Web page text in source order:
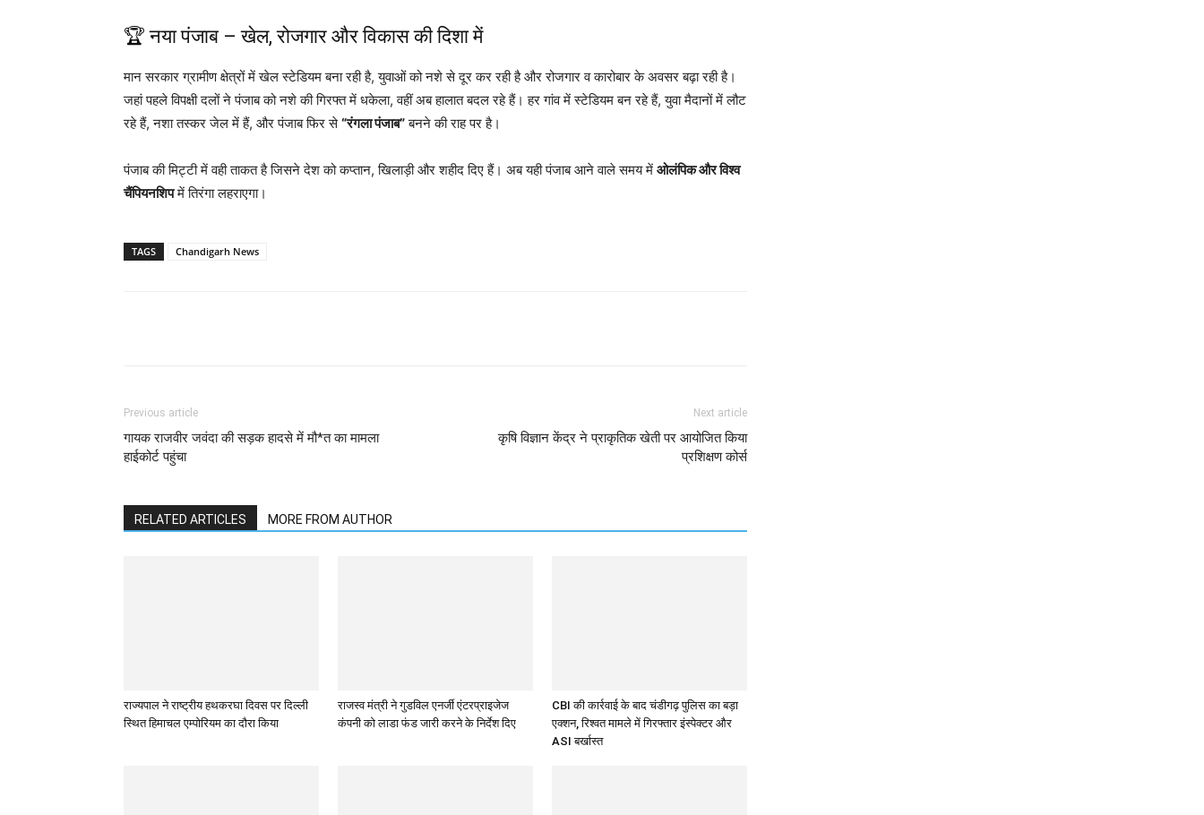
🏆 नया पंजाब – खेल, रोजगार और विकास की दिशा में
मान सरकार ग्रामीण क्षेत्रों में खेल स्टेडियम बना रही है, युवाओं को नशे से दूर कर रही है और रोजगार व कारोबार के अवसर बढ़ा रही है।
जहां पहले विपक्षी दलों ने पंजाब को नशे की गिरफ्त में धकेला, वहीं अब हालात बदल रहे हैं। हर गांव में स्टेडियम बन रहे हैं, युवा मैदानों में लौट
रहे हैं, नशा तस्कर जेल में हैं, और पंजाब फिर से“रंगला पंजाब”बनने की राह पर है।
पंजाब की मिट्टी में वही ताकत है जिसने देश को कप्तान, खिलाड़ी और शहीद दिए हैं। अब यही पंजाब आने वाले समय में ओलंपिक और विश्व
चैंपियनशिपमें तिरंगा लहराएगा।
TAGS Chandigarh News
Previous article
गायक राजवीर जवंदा की सड़क हादसे में मौ*त का मामला
हाईकोर्ट पहुंचा
Next article
कृषि विज्ञान केंद्र ने प्राकृतिक खेती पर आयोजित किया
प्रशिक्षण कोर्स
RELATED ARTICLES MORE FROM AUTHOR
राज्यपाल ने राष्ट्रीय हथकरघा दिवस पर दिल्ली
स्थित हिमाचल एम्पोरियम का दौरा किया
राजस्व मंत्री ने गुडविल एनर्जी एंटरप्राइजेज
कंपनी को लाडा फंड जारी करने के निर्देश दिए
CBI की कार्रवाई के बाद चंडीगढ़ पुलिस का बड़ा
एक्शन, रिश्वत मामले में गिरफ्तार इंस्पेक्टर और
ASI बर्खास्त